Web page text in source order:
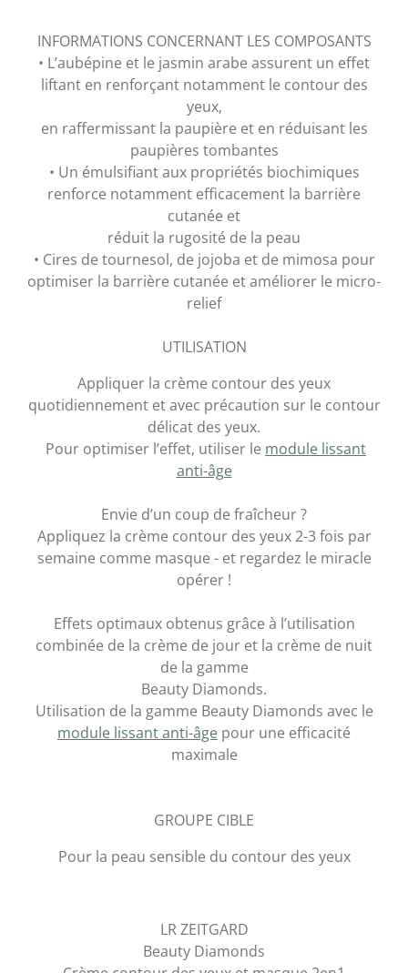
INFORMATIONS CONCERNANT LES COMPOSANTS
• L’aubépine et le jasmin arabe assurent un effet
liftant en renforçant notamment le contour des
yeux,
en raffermissant la paupière et en réduisant les
paupières tombantes
• Un émulsifiant aux propriétés biochimiques
renforce notamment efficacement la barrière
cutanée et
réduit la rugosité de la peau
• Cires de tournesol, de jojoba et de mimosa pour
optimiser la barrière cutanée et améliorer le micro-
relief
UTILISATION
Appliquer la crème contour des yeux
quotidiennement et avec précaution sur le contour
délicat des yeux.
Pour optimiser l’effet, utiliser le module lissant
anti-âge
Envie d’un coup de fraîcheur ?
Appliquez la crème contour des yeux 2-3 fois par
semaine comme masque - et regardez le miracle
opérer !
Effets optimaux obtenus grâce à l’utilisation
combinée de la crème de jour et la crème de nuit
de la gamme
Beauty Diamonds.
Utilisation de la gamme Beauty Diamonds avec le
module lissant anti-âge pour une efficacité
maximale
GROUPE CIBLE
Pour la peau sensible du contour des yeux
LR ZEITGARD
Beauty Diamonds